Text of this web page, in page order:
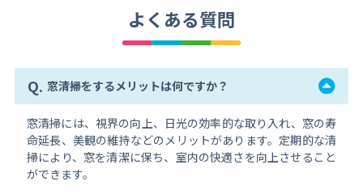
よくある質問
Q. 窓清掃をするメリットは何ですか？
窓清掃には、視界の向上、日光の効率的な取り入れ、窓の寿
命延長、美観の維持などのメリットがあります。定期的な清
掃により、窓を清潔に保ち、室内の快適さを向上させること
ができます。